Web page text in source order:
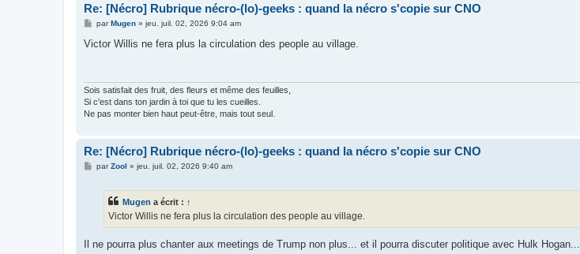
Re: [Nécro] Rubrique nécro-(lo)-geeks : quand la nécro s'copie sur CNO
M
s
parMugen» jeu. juil. 02, 2026 9:04 am
Victor Willis ne fera plus la circulation des people au village.
Sois satisfait des fruit, des fleurs et même des feuilles,
Si c'est dans ton jardin à toi que tu les cueilles.
Ne pas monter bien haut peut-être, mais tout seul.
Re: [Nécro] Rubrique nécro-(lo)-geeks : quand la nécro s'copie sur CNO
MparZool » jeu. juil. 02, 2026 9:40 am
Mugen a écrit : ↑
Victor Willis ne fera plus la circulation des people au village.
Il ne pourra plus chanter aux meetings de Trump non plus... et il pourra discuter politique avec Hulk Hogan...